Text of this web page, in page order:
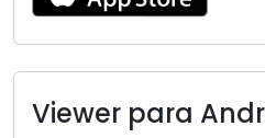
Viewer para